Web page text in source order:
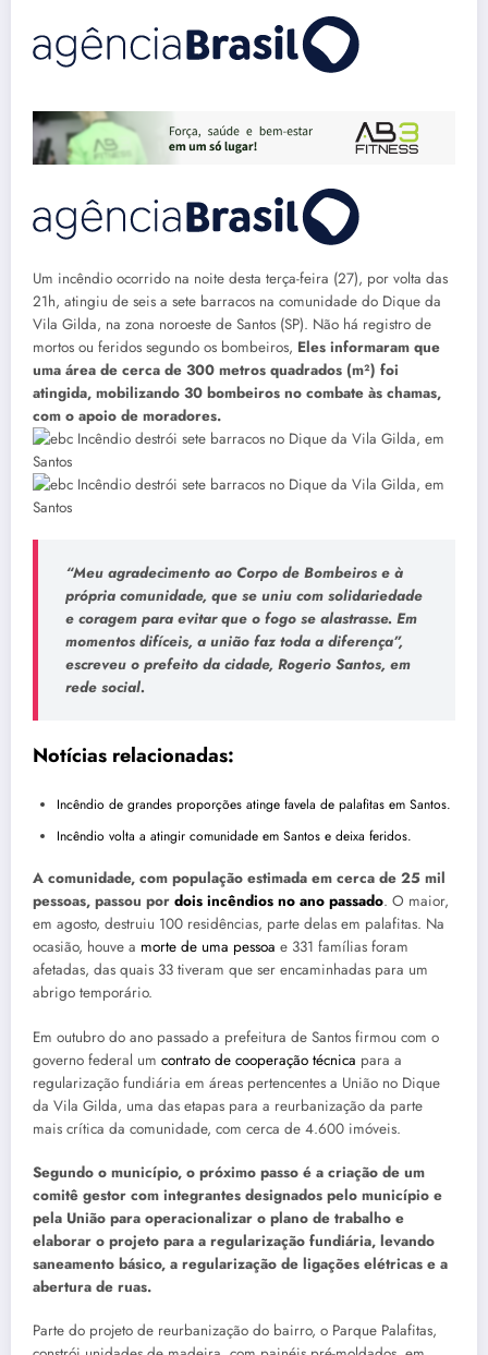
Um incêndio ocorrido na noite desta terça-feira (27), por volta das
21h, atingiu de seis a sete barracos na comunidade do Dique da
Vila Gilda, na zona noroeste de Santos (SP). Não há registro de
mortos ou feridos segundo os bombeiros, Eles informaram que
uma área de cerca de 300 metros quadrados (m²) foi
atingida, mobilizando 30 bombeiros no combate às chamas,
com o apoio de moradores.
“Meu agradecimento ao Corpo de Bombeiros e à
própria comunidade, que se uniu com solidariedade
e coragem para evitar que o fogo se alastrasse. Em
momentos difíceis, a união faz toda a diferença”,
escreveu o prefeito da cidade, Rogerio Santos, em
rede social.
Notícias relacionadas:
Incêndio de grandes proporções atinge favela de palafitas em Santos.
Incêndio volta a atingir comunidade em Santos e deixa feridos.
A comunidade, com população estimada em cerca de 25 mil
pessoas, passou por dois incêndios no ano passado. O maior,
em agosto, destruiu 100 residências, parte delas em palafitas. Na
ocasião, houve a morte de uma pessoa e 331 famílias foram
afetadas, das quais 33 tiveram que ser encaminhadas para um
abrigo temporário.
Em outubro do ano passado a prefeitura de Santos firmou com o
governo federal um contrato de cooperação técnica para a
regularização fundiária em áreas pertencentes a União no Dique
da Vila Gilda, uma das etapas para a reurbanização da parte
mais crítica da comunidade, com cerca de 4.600 imóveis.
Segundo o município, o próximo passo é a criação de um
comitê gestor com integrantes designados pelo município e
pela União para operacionalizar o plano de trabalho e
elaborar o projeto para a regularização fundiária, levando
saneamento básico, a regularização de ligações elétricas e a
abertura de ruas.
Parte do projeto de reurbanização do bairro, o Parque Palafitas,